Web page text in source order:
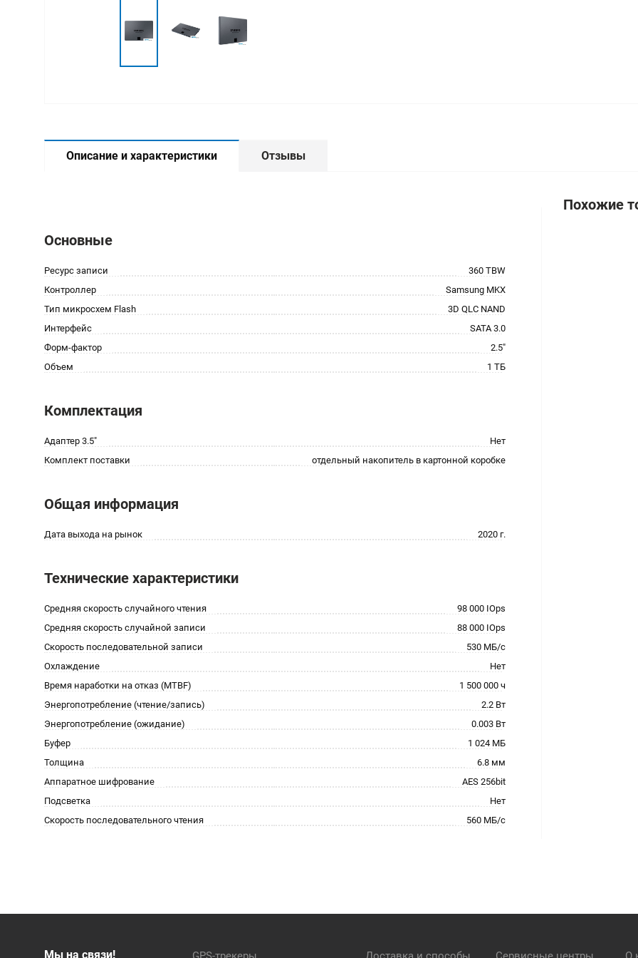
Описание и характеристики Отзывы
Основные
Ресурс записи
360 TBW
Контроллер
Samsung MKX
Тип микросхем Flash
3D QLC NAND
Интерфейс
SATA 3.0
Форм-фактор
2.5"
Объем
1 ТБ
Комплектация
Адаптер 3.5"
Нет
Комплект поставки
отдельный накопитель в картонной коробке
Общая информация
Дата выхода на рынок 2020 г.
Технические характеристики
Средняя скорость случайного чтения
98 000 IOps
Средняя скорость случайной записи
88 000 IOps
Скорость последовательной записи
530 МБ/с
Охлаждение
Нет
Время наработки на отказ (МТBF)
1 500 000 ч
Энергопотребление (чтение/запись)
2.2 Вт
Энергопотребление (ожидание)
0.003 Вт
Буфер
1 024 МБ
Толщина
6.8 мм
Аппаратное шифрование
AES 256bit
Подсветка
Нет
Скорость последовательного чтения
560 МБ/с
Похожие
Мы на связи!